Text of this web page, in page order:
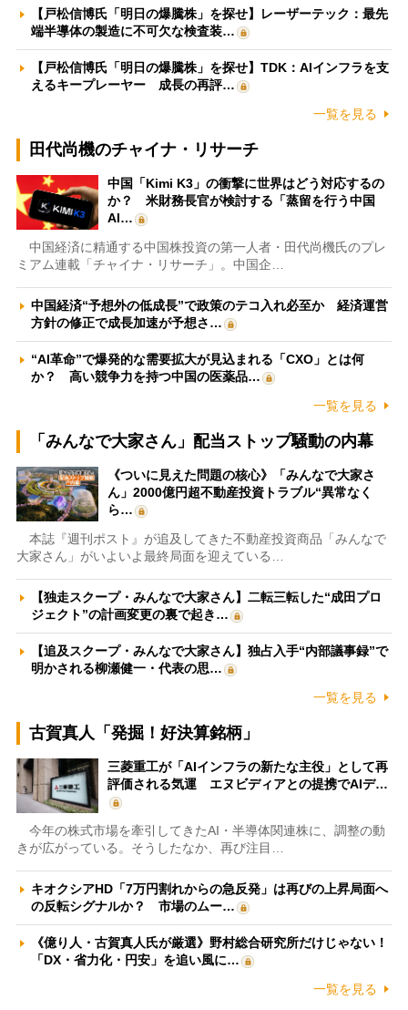
【戸松信博氏「明日の爆騰株」を探せ】レーザーテック：最先
端半導体の製造に不可欠な検査装…
【戸松信博氏「明日の爆騰株」を探せ】TDK：AIインフラを支
えるキープレーヤー 成長の再評…
一覧を見る
田代尚機のチャイナ・リサーチ
中国「Kimi K3」の衝撃に世界はどう対応するの
か？ 米財務長官が検討する「蒸留を行う中国
AI…
中国経済に精通する中国株投資の第一人者・田代尚機氏のプレ
ミアム連載「チャイナ・リサーチ」。中国企…
中国経済“予想外の低成長”で政策のテコ入れ必至か 経済運営
方針の修正で成長加速が予想さ…
“AI革命”で爆発的な需要拡大が見込まれる「CXO」とは何
か？ 高い競争力を持つ中国の医薬品…
一覧を見る
「みんなで大家さん」配当ストップ騒動の内幕
《ついに見えた問題の核心》「みんなで大家さ
ん」2000億円超不動産投資トラブル“異常なく
ら…
本誌『週刊ポスト』が追及してきた不動産投資商品「みんなで
大家さん」がいよいよ最終局面を迎えている…
【独走スクープ・みんなで大家さん】二転三転した“成田プロ
ジェクト”の計画変更の裏で起き…
【追及スクープ・みんなで大家さん】独占入手“内部議事録”で
明かされる柳瀬健一・代表の思…
一覧を見る
古賀真人「発掘！好決算銘柄」
三菱重工が「AIインフラの新たな主役」として再
評価される気運 エヌビディアとの提携でAIデ…
今年の株式市場を牽引してきたAI・半導体関連株に、調整の動
きが広がっている。そうしたなか、再び注目…
キオクシアHD「7万円割れからの急反発」は再びの上昇局面へ
の反転シグナルか？ 市場のムー…
《億り人・古賀真人氏が厳選》野村総合研究所だけじゃない！
「DX・省力化・円安」を追い風に…
一覧を見る